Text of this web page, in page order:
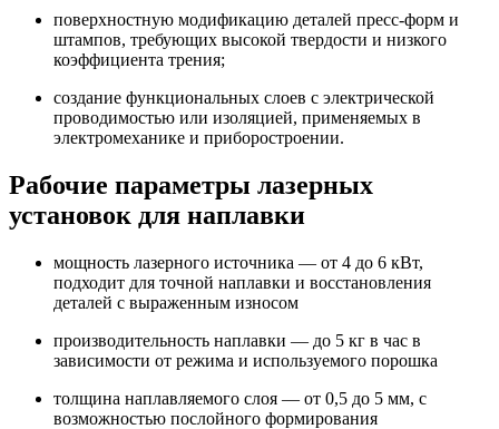
поверхностную модификацию деталей пресс-форм и
штампов, требующих высокой твердости и низкого
коэффициента трения;
создание функциональных слоев с электрической
проводимостью или изоляцией, применяемых в
электромеханике и приборостроении.
Рабочие параметры лазерных
установок для наплавки
мощность лазерного источника — от 4 до 6 кВт,
подходит для точной наплавки и восстановления
деталей с выраженным износом
производительность наплавки — до 5 кг в час в
зависимости от режима и используемого порошка
толщина наплавляемого слоя — от 0,5 до 5 мм, с
возможностью послойного формирования